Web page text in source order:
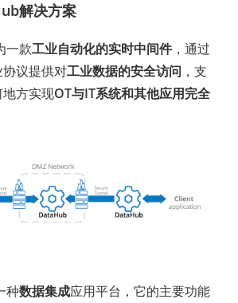
解决方案
一款工业自动化的实时中间件，通过
议提供对工业数据的安全访问 ，支
方实现OT与IT系统和其他应用完全
种数据集成应用平台，它的主要功能